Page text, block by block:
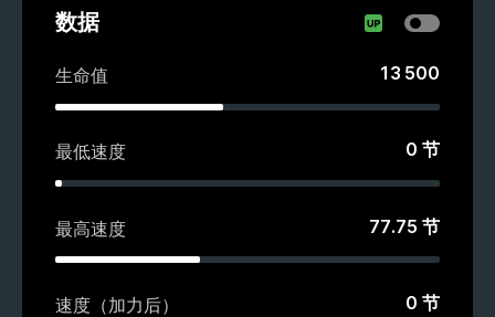
数据
生命值 13 500
最低速度 0 节
最高速度 77.75 节
速度（加力后） 0 节